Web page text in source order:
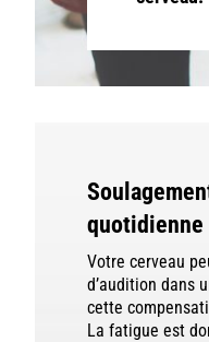
quotidienne
Votre cerveau
d’audition dans
cette
La fatigue est